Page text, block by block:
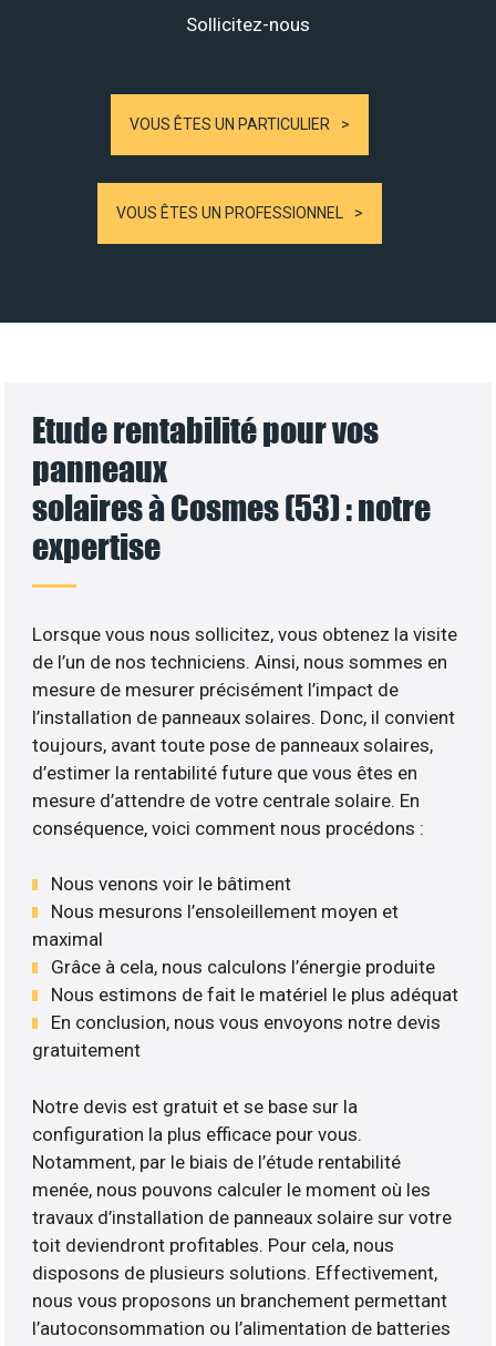
Sollicitez-nous
VOUS ÊTES UN PARTICULIER
VOUS ÊTES UN PROFESSIONNEL
Etude rentabilité pour vos
panneaux
solaires à Cosmes (53) : notre
expertise
Lorsque vous nous sollicitez, vous obtenez la visite
de l’un de nos techniciens. Ainsi, nous sommes en
mesure de mesurer précisément l’impact de
l’installation de panneaux solaires. Donc, il convient
toujours, avant toute pose de panneaux solaires,
d’estimer la rentabilité future que vous êtes en
mesure d’attendre de votre centrale solaire. En
conséquence, voici comment nous procédons :
Nous venons voir le bâtiment
Nous mesurons l’ensoleillement moyen et
maximal
Grâce à cela, nous calculons l’énergie produite
Nous estimons de fait le matériel le plus adéquat
En conclusion, nous vous envoyons notre devis
gratuitement
Notre devis est gratuit et se base sur la
configuration la plus efficace pour vous.
Notamment, par le biais de l’étude rentabilité
menée, nous pouvons calculer le moment où les
travaux d’installation de panneaux solaire sur votre
toit deviendront profitables. Pour cela, nous
disposons de plusieurs solutions. Effectivement,
nous vous proposons un branchement permettant
l’autoconsommation ou l’alimentation de batteries